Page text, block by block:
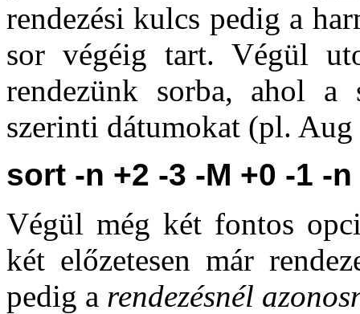
rendezési kulcs pedig a
sor végéig tart. Végül
rendezünk sorba, ahol a
szerinti dátumokat (pl.
sort -n +2 -3 -M +0 -1 -n
Végül még két fontos
két előzetesen már
pedig a rendezésnél